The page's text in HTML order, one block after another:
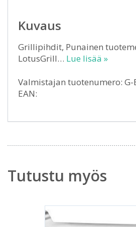
Kuvaus
Grillipihdit, Punainen
LotusGrill… Lue lisää »
Valmistajan tuotenumero: G-
EAN:
Tutustu myös